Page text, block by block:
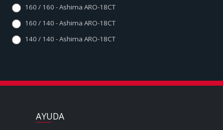
160 / 160 - Ashima ARO-18CT
160 / 140 - Ashima ARO-18CT
140 / 140 - Ashima ARO-18CT
AYUDA